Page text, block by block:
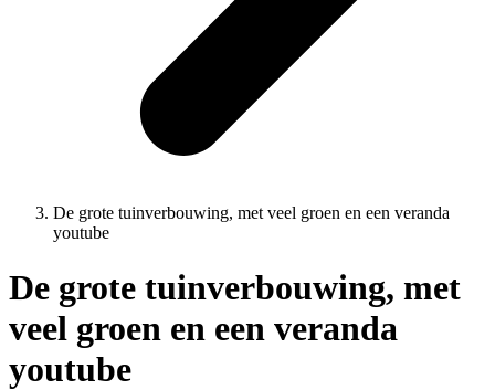
De grote tuinverbouwing, met veel groen en een veranda
youtube
De grote tuinverbouwing, met
veel groen en een veranda
youtube